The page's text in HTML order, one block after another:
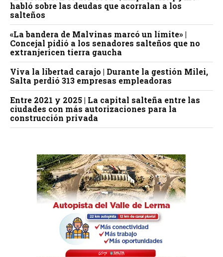
habló sobre las deudas que acorralan a los
salteños
«La bandera de Malvinas marcó un límite» |
Concejal pidió a los senadores salteños que no
extranjericen tierra gaucha
Viva la libertad carajo | Durante la gestión Milei,
Salta perdió 313 empresas empleadoras
Entre 2021 y 2025 | La capital salteña entre las
ciudades con más autorizaciones para la
construcción privada